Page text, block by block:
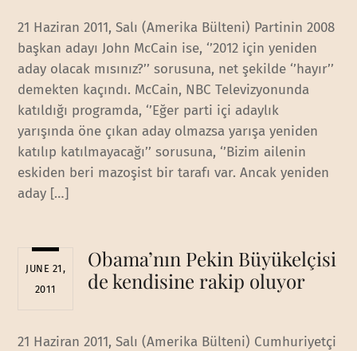
21 Haziran 2011, Salı (Amerika Bülteni) Partinin 2008
başkan adayı John McCain ise, ‘’2012 için yeniden
aday olacak mısınız?’’ sorusuna, net şekilde ‘’hayır’’
demekten kaçındı. McCain, NBC Televizyonunda
katıldığı programda, ‘’Eğer parti içi adaylık
yarışında öne çıkan aday olmazsa yarışa yeniden
katılıp katılmayacağı’’ sorusuna, ‘’Bizim ailenin
eskiden beri mazoşist bir tarafı var. Ancak yeniden
aday […]
JUNE 21,
2011
Obama’nın Pekin Büyükelçisi
de kendisine rakip oluyor
21 Haziran 2011, Salı (Amerika Bülteni) Cumhuriyetçi